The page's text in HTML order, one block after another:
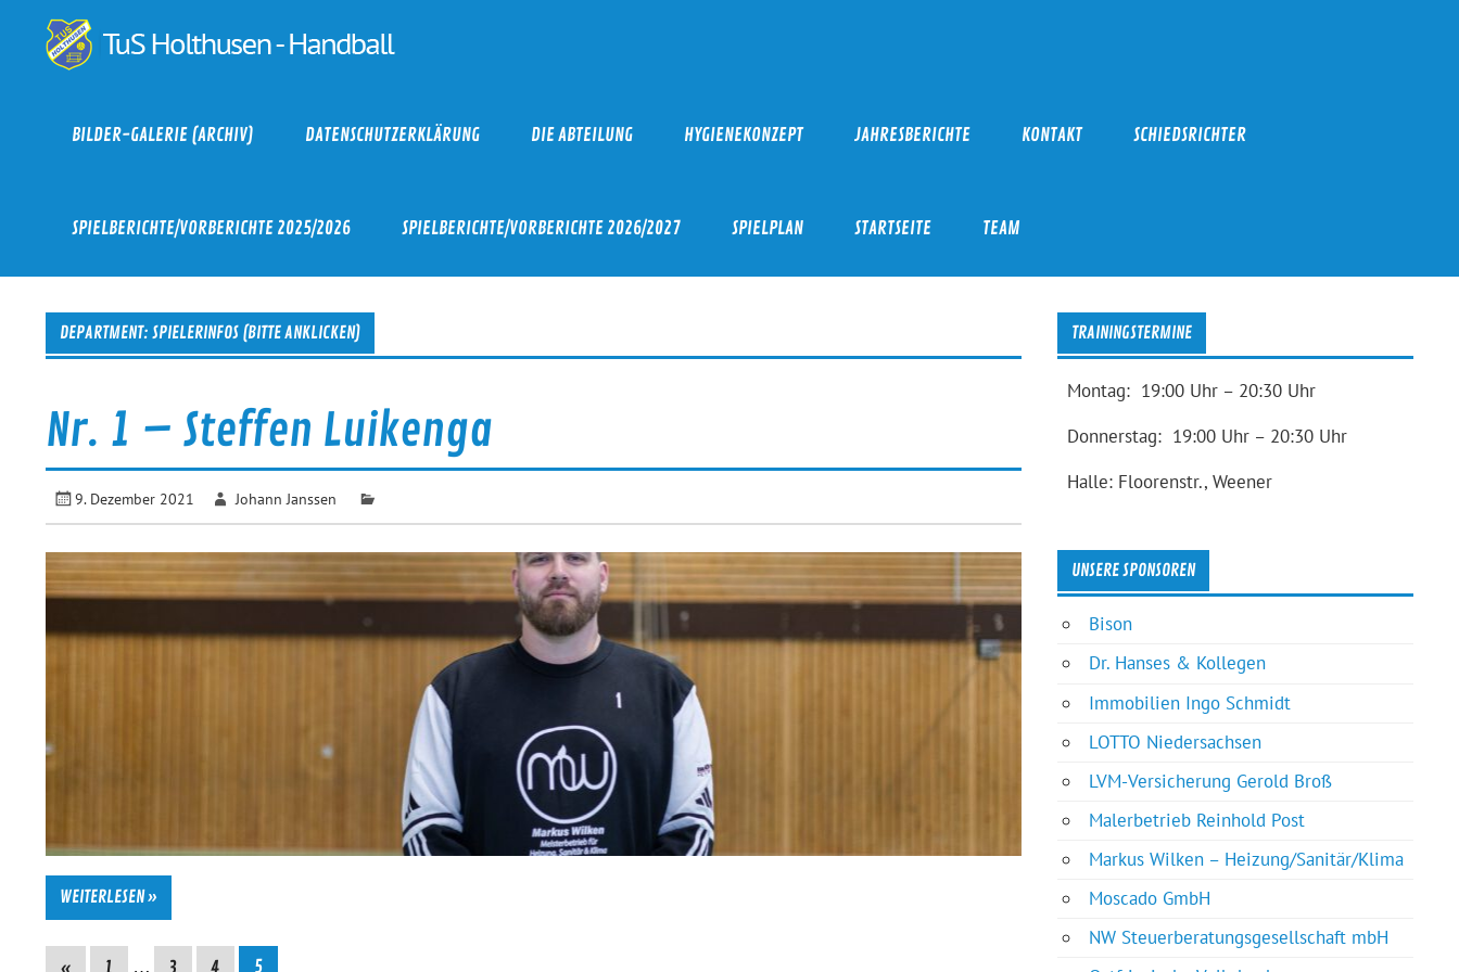
content
BILDER-GALERIE (ARCHIV) DATENSCHUTZERKLÄRUNG DIE ABTEILUNG HYGIENEKONZEPT JAHRESBERICHTE KONTAKT SCHIEDSRICHTER
SPIELBERICHTE/VORBERICHTE 2025/2026 SPIELBERICHTE/VORBERICHTE 2026/2027 SPIELPLAN STARTSEITE TEAM
DEPARTMENT: SPIELERINFOS (BITTE ANKLICKEN)
Nr. 1 – Steffen Luikenga
9. Dezember 2021 Johann Janssen
WEITERLESEN »
TRAININGSTERMINE
Montag: 19:00 Uhr – 20:30 Uhr
Donnerstag: 19:00 Uhr – 20:30 Uhr
Halle: Floorenstr., Weener
UNSERE SPONSOREN
Bison
Dr. Hanses & Kollegen
Immobilien Ingo Schmidt
LOTTO Niedersachsen
LVM-Versicherung Gerold Broß
Malerbetrieb Reinhold Post
Markus Wilken – Heizung/Sanitär/Klima
Moscado GmbH
NW Steuerberatungsgesellschaft mbH